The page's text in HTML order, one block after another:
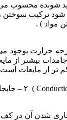
شونده محسوب
شود ترکیب سوختن
مواد ) .
حرارت بوجود
بیشتر از
تر از مایعات
( ۲ – جابجائی